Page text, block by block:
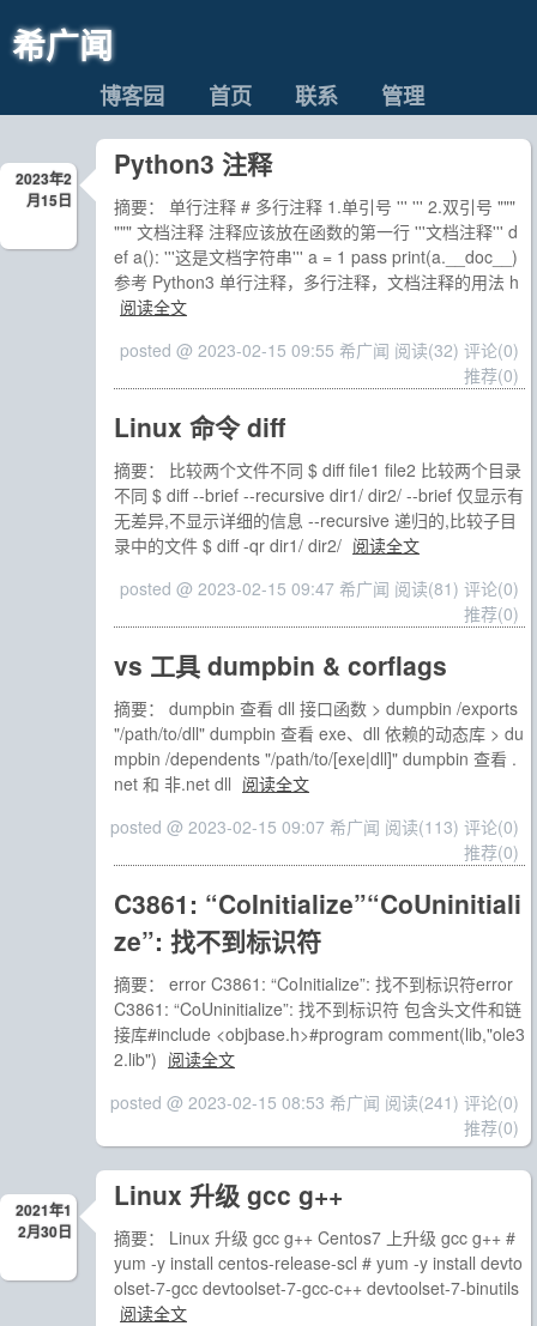
希广闻
博客园 首页 联系 管理
2023年2
月15日
Python3 注释
摘要： 单行注释 # 多行注释 1.单引号 ''' ''' 2.双引号 """
""" 文档注释 注释应该放在函数的第一行 '''文档注释''' d
ef a(): '''这是文档字符串''' a = 1 pass print(a.__doc__)
参考 Python3 单行注释，多行注释，文档注释的用法 h
阅读全文
posted @ 2023-02-15 09:55 希广闻 阅读(32) 评论(0)
推荐(0)
Linux 命令 diff
摘要： 比较两个文件不同 $ diff file1 file2 比较两个目录
不同 $ diff --brief --recursive dir1/ dir2/ --brief 仅显示有
无差异,不显示详细的信息 --recursive 递归的,比较子目
录中的文件 $ diff -qr dir1/ dir2/ 阅读全文
posted @ 2023-02-15 09:47 希广闻 阅读(81) 评论(0)
推荐(0)
vs 工具 dumpbin & corflags
摘要： dumpbin 查看 dll 接口函数 > dumpbin /exports
"/path/to/dll" dumpbin 查看 exe、dll 依赖的动态库 > du
mpbin /dependents "/path/to/[exe|dll]" dumpbin 查看 .
net 和 非.net dll 阅读全文
posted @ 2023-02-15 09:07 希广闻 阅读(113) 评论(0)
推荐(0)
C3861: “CoInitialize”“CoUninitiali
ze”: 找不到标识符
摘要： error C3861: “CoInitialize”: 找不到标识符error
C3861: “CoUninitialize”: 找不到标识符 包含头文件和链
接库#include <objbase.h>#program comment(lib,"ole3
2.lib") 阅读全文
posted @ 2023-02-15 08:53 希广闻 阅读(241) 评论(0)
推荐(0)
2021年1
2月30日
Linux 升级 gcc g++
摘要： Linux 升级 gcc g++ Centos7 上升级 gcc g++ #
yum -y install centos-release-scl # yum -y install devto
olset-7-gcc devtoolset-7-gcc-c++ devtoolset-7-binutils
阅读全文